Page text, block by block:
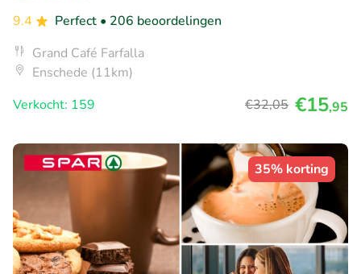
9.4
Perfect • 206 beoordelingen
Grand Café Farfalla
Enschede (11km)
Verkocht: 159
€32,05 €15,95
35% korting